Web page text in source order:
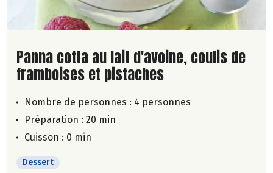
Lire la suite de la recette
Panna cotta au lait d'avoine, coulis de
framboises et pistaches
Nombre de personnes : 4 personnes
Préparation : 20 min
Cuisson : 0 min
Dessert